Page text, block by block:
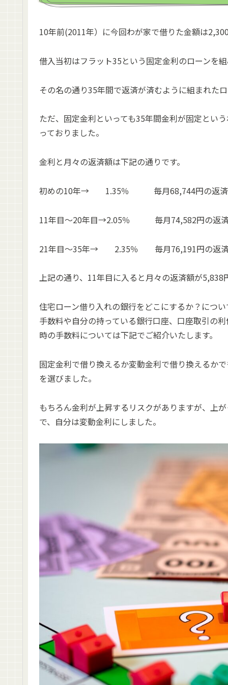
10年前(2011年）に今回わが家で借りた金額は
借入当初はフラット35という固定金利のローンを
その名の通り35年間で返済が済むように組まれた
ただ、固定金利といっても35年間金利が固定とい
っておりました。
金利と月々の返済額は下記の通りです。
初めの10年→ 1.35％ 毎月68,744円の返済
11年目～20年目→2.05％ 毎月74,582円の返
21年目～35年→ 2.35％ 毎月76,191円の返
上記の通り、11年目に入ると月々の返済額が
住宅ローン借り入れの銀行をどこにするか？につ
手数料や自分の持っている銀行口座、口座取引の
時の手数料については下記でご紹介いたします。
固定金利で借り換えるか変動金利で借り換えるか
を選びました。
もちろん金利が上昇するリスクがありますが、上
で、自分は変動金利にしました。